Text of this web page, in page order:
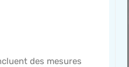
des mesures